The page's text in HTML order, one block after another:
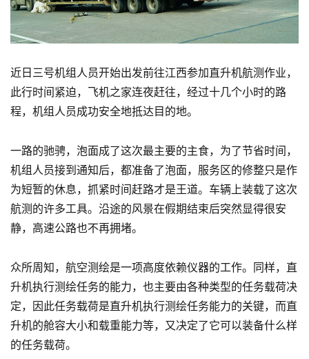
近日三号机组人员开始出发前往江西参加直升机航测作业，
此行时间紧迫，飞机之家连夜赶往，经过十几个小时的路
程，机组人员成功安全地抵达目的地。
一路的驰骋，泡面成了这次最主要的主食，为了节省时间，
机组人员接到通知后，都准备了泡面，服务区的修整只是作
为短暂的休息，抓紧时间赶路才是王道。车辆上装载了这次
航测的许多工具。沿途的风景在假期结束后突然显得很安
静，高速公路也不再拥堵。
众所周知，航空测绘是一项高度依赖仪器的工作。同样，直
升机执行测绘任务的能力，也主要由各种类型的任务载荷决
定，因此任务载荷是直升机执行测绘任务能力的关键，而直
升机的舱容大小和载重能力等，又决定了它可以装备什么样
的任务载荷。